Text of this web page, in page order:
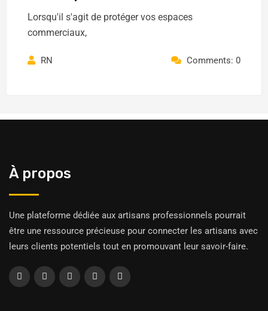
Lorsqu'il s'agit de protéger vos espaces
commerciaux,
RN Comments: 0
À propos
Une plateforme dédiée aux artisans professionnels pourrait
être une ressource précieuse pour connecter les artisans avec
leurs clients potentiels tout en promouvant leur savoir-faire.